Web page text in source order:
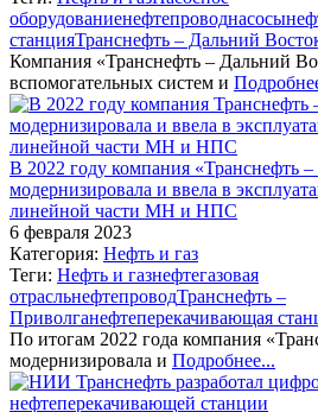
оборудованиенефтепроводнасосы
станцияТранснефть – Дальний
Компания «Транснефть – Дальний
вспомогательных систем и
В 2022 году компания «Транснефть
модернизировала и ввела в
линейной части МН и НПС
6 февраля 2023
Категория: Нефть и газ
Теги: Нефть и газнефтегазовая
отрасльнефтепроводТранснефть –
Приволганефтеперекачивающая
По итогам 2022 года компания
модернизировала и Подробнее...